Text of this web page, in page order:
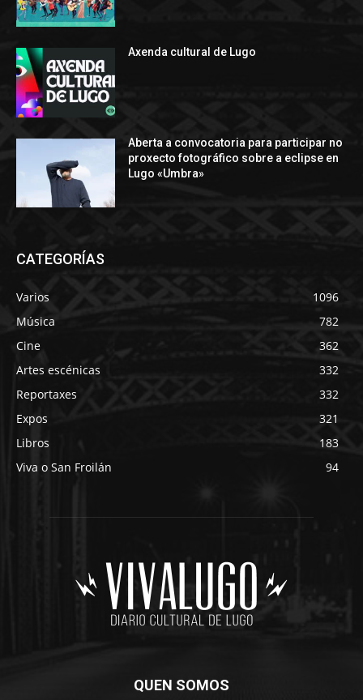
Axenda cultural de Lugo
Aberta a convocatoria para participar no
proxecto fotográfico sobre a eclipse en
Lugo «Umbra»
CATEGORÍAS
Varios
1096
Música
782
Cine
362
Artes escénicas
332
Reportaxes
332
Expos
321
Libros
183
Viva o San Froilán
94
QUEN SOMOS